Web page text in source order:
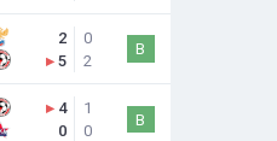
2
▸ 5
0
2
В
▸ 4
0
1
0
В